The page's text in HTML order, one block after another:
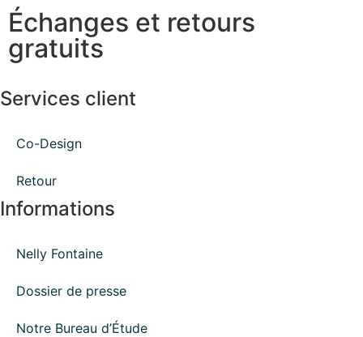
Échanges et retours
gratuits
Services client
Co-Design
Retour
Informations
Nelly Fontaine
Dossier de presse
Notre Bureau d’Étude